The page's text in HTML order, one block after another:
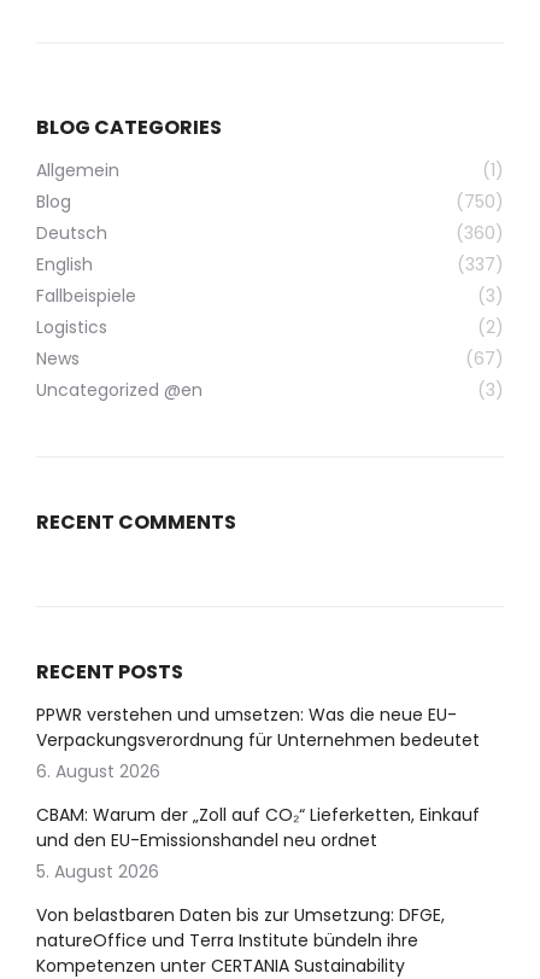
BLOG CATEGORIES
Allgemein
(1)
Blog
(750)
Deutsch
(360)
English
(337)
Fallbeispiele
(3)
Logistics
(2)
News
(67)
Uncategorized @en
(3)
RECENT COMMENTS
RECENT POSTS
PPWR verstehen und umsetzen: Was die neue EU-
Verpackungsverordnung für Unternehmen bedeutet
6. August 2026
CBAM: Warum der „Zoll auf CO₂“ Lieferketten, Einkauf
und den EU-Emissionshandel neu ordnet
5. August 2026
Von belastbaren Daten bis zur Umsetzung: DFGE,
natureOffice und Terra Institute bündeln ihre
Kompetenzen unter CERTANIA Sustainability